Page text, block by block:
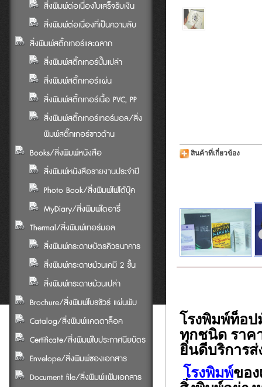
สิ่งพิมพ์ต่อเนื่องใบเสร็จรับเงิน
สิ่งพิมพ์ต่อเนื่องที่เป็นความลับ
สิ่งพิมพ์สติ๊กเกอร์และฉลาก
สิ่งพิมพ์สติ๊กเกอร์ปั๊มเปล่า
สิ่งพิมพ์สติ๊กเกอร์แผ่น
สิ่งพิมพ์สติ๊กเกอร์เนื้อ PVC, PP
สิ่งพิมพ์สติ๊กเกอร์เทอร์มอล/สิ่ง
พิมพ์สติ๊กเกอร์ขาวด้าน
Books/สิ่งพิมพ์หนังสือ
สิ่งพิมพ์หนังสือรายงานประจำปี
Photo Book/สิ่งพิมพ์โฟโต้บุ๊ค
MyDiary/สิ่งพิมพ์ไดอารี่
Thermal/สิ่งพิมพ์เทอร์มอล
สิ่งพิมพ์กระดาษบัตรคิวธนาคาร
สิ่งพิมพ์กระดาษม้วนเคมี 2 ชั้น
สิ่งพิมพ์กระดาษม้วนเปล่า
Brochure/สิ่งพิมพ์โบรชัวร์ แผ่นพับ
Catalog/สิ่งพิมพ์แคตตาล็อค
Certificate/สิ่งพิมพ์ใบประกาศนียบัตร
Envelope/สิ่งพิมพ์ซองเอกสาร
Document file/สิ่งพิมพ์แฟ้มเอกสาร
สินค้าที่เกี่ยวข้อง
โรงพิมพ์ท็อ
ทุกชนิด ราค
ยินดีบริการส่
โรงพิมพ์ขอ